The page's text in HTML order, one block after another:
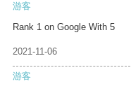
游客
Rank 1 on Google With 5
2021-11-06
游客